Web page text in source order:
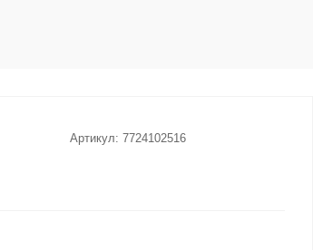
Артикул: 7724102516